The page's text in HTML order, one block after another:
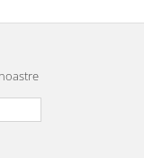
rapidă, suport
impecabil, o să revin
vi...